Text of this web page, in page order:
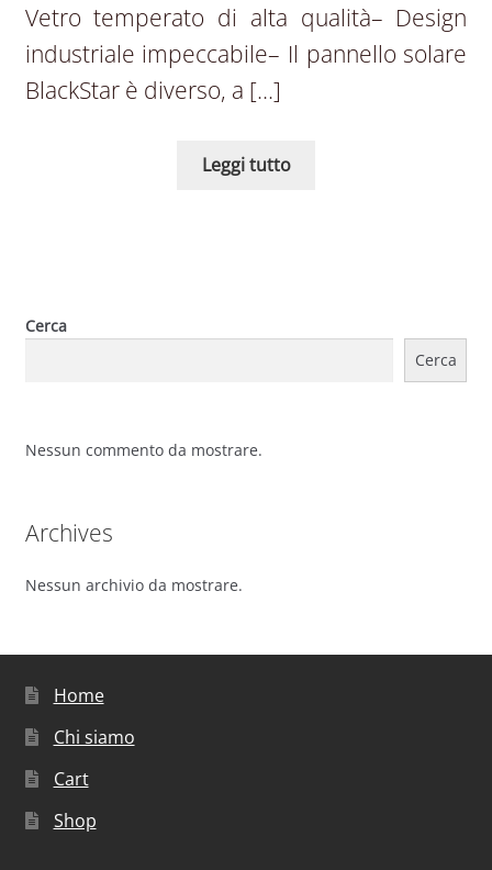
Vetro temperato di alta qualità– Design
industriale impeccabile– Il pannello solare
BlackStar è diverso, a […]
Leggi tutto
Cerca
Cerca
Nessun commento da mostrare.
Archives
Nessun archivio da mostrare.
Home
Chi siamo
Cart
Shop